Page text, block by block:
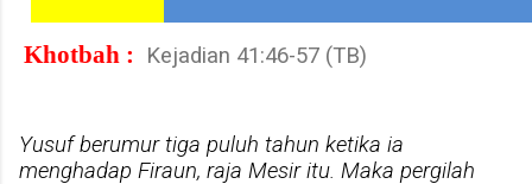
Khotbah : Kejadian 41:46-57 (TB)
Yusuf berumur tiga puluh tahun ketika ia
menghadap Firaun, raja Mesir itu. Maka pergilah